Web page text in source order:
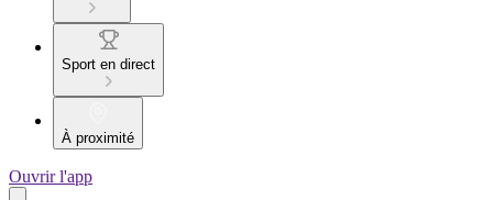
Sport en direct
À proximité
Ouvrir l'app